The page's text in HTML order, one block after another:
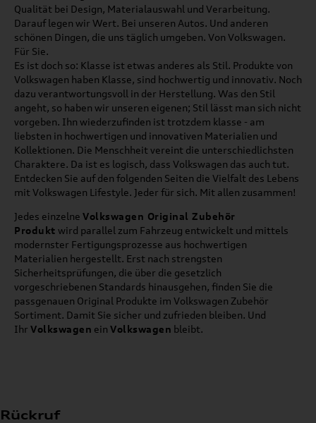
Qualität bei Design, Materialauswahl und Verarbeitung.
Darauf legen wir Wert. Bei unseren Autos. Und anderen
schönen Dingen, die uns täglich umgeben. Von Volkswagen.
Für Sie.
Es ist doch so: Klasse ist etwas anderes als Stil. Produkte von
Volkswagen haben Klasse, sind hochwertig und innovativ. Noch
dazu verantwortungsvoll in der Herstellung. Was den Stil
angeht, so haben wir unseren eigenen; Stil lässt man sich nicht
vorgeben. Ihn wiederzufinden ist trotzdem klasse - am
liebsten in hochwertigen und innovativen Materialien und
Kollektionen. Die Menschheit vereint die unterschiedlichsten
Charaktere. Da ist es logisch, dass Volkswagen das auch tut.
Entdecken Sie auf den folgenden Seiten die Vielfalt des Lebens
mit Volkswagen Lifestyle. Jeder für sich. Mit allen zusammen!
Jedes einzelne Volkswagen Original Zubehör
Produkt wird parallel zum Fahrzeug entwickelt und mittels
modernster Fertigungsprozesse aus hochwertigen
Materialien hergestellt. Erst nach strengsten
Sicherheitsprüfungen, die über die gesetzlich
vorgeschriebenen Standards hinausgehen, finden Sie die
passgenauen Original Produkte im Volkswagen Zubehör
Sortiment. Damit Sie sicher und zufrieden bleiben. Und
Ihr Volkswagen ein Volkswagen bleibt.
Rückruf